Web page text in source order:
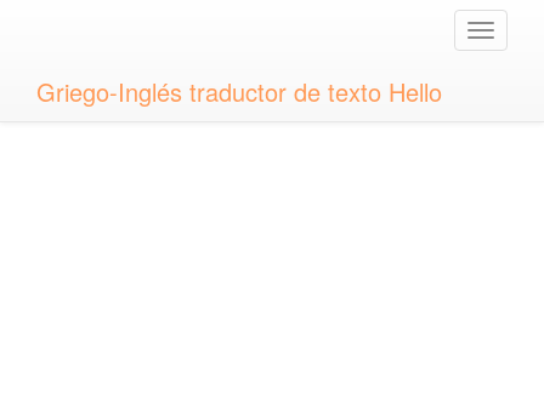
Toggle
Griego-Inglés traductor de texto Hello